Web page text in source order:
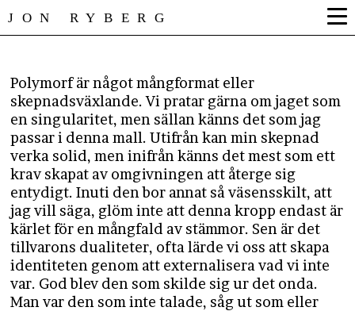
JON RYBERG
Polymorf är något mångformat eller
skepnadsväxlande. Vi pratar gärna om jaget som
en singularitet, men sällan känns det som jag
passar i denna mall. Utifrån kan min skepnad
verka solid, men inifrån känns det mest som ett
krav skapat av omgivningen att återge sig
entydigt. Inuti den bor annat så väsensskilt, att
jag vill säga, glöm inte att denna kropp endast är
kärlet för en mångfald av stämmor. Sen är det
tillvarons dualiteter, ofta lärde vi oss att skapa
identiteten genom att externalisera vad vi inte
var. God blev den som skilde sig ur det onda.
Man var den som inte talade, såg ut som eller